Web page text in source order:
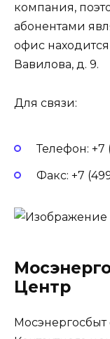
компания,
абонентами
офис находится
Вавилова, д. 9.
Для связи:
Телефон: +7
Факс: +7
Центр
Мосэнергосбыт